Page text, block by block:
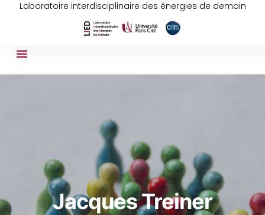
Laboratoire interdisciplinaire des énergies de demain
Jacques Treiner